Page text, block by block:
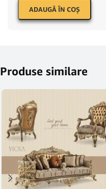
ADAUGĂ ÎN COŞ
Produse similare